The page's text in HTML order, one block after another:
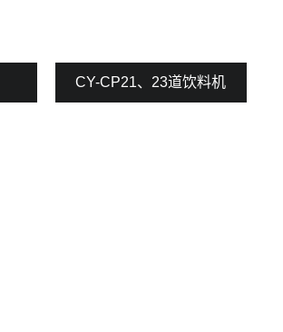
CY-CP21、23道饮料机